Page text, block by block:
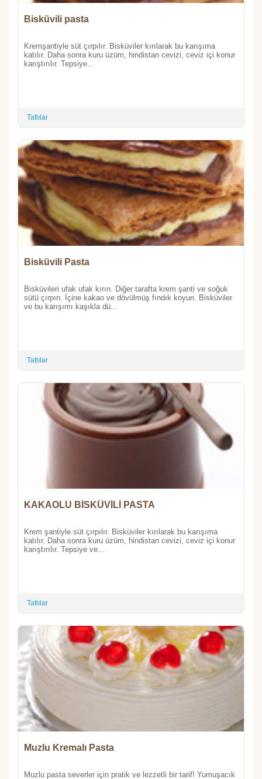
Bisküvili pasta
Kremşantiyle süt çırpılır. Bisküviler kırılarak bu karışıma
katılır. Daha sonra kuru üzüm, hindistan cevizi, ceviz içi konur
karıştırılır. Tepsiye...
Tatlılar
Bisküvili Pasta
Bisküvileri ufak ufak kırın. Diğer tarafta krem şanti ve soğuk
sütü çırpın. İçine kakao ve dövülmüş fındık koyun. Bisküviler
ve bu karışımı kaşıkla dü...
Tatlılar
KAKAOLU BİSKÜVİLİ PASTA
Krem şantiyle süt çırpılır. Bisküviler kırılarak bu karışıma
katılır. Daha sonra kuru üzüm, hindistan cevizi, ceviz içi konur
karıştırılır. Tepsiye ve...
Tatlılar
Muzlu Kremalı Pasta
Muzlu pasta severler için pratik ve lezzetli bir tarif! Yumuşacık